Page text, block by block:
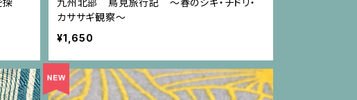
九州北部 鳥見旅行記 〜春のシギ・チドリ・
カササギ観察〜
¥1,650